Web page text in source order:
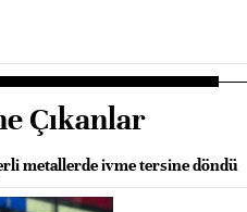
Çıkanlar
metallerde ivme tersine döndü